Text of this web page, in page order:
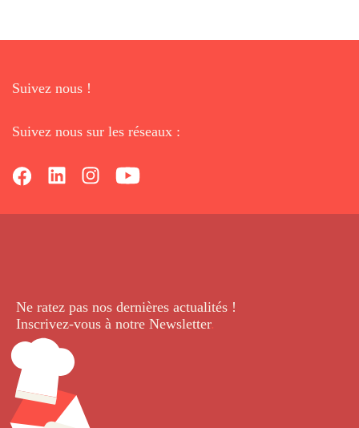
Suivez nous !
Suivez nous sur les réseaux :
Ne ratez pas nos dernières actualités !
Inscrivez-vous à notre Newsletter.